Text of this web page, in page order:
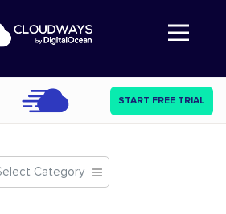
Abre a navegação
START FREE TRIAL
Category